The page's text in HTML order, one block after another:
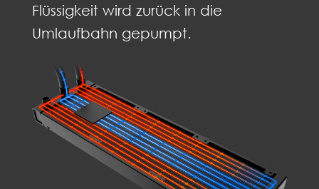
Flüssigkeit wird zurück in die
Umlaufbahn gepumpt.